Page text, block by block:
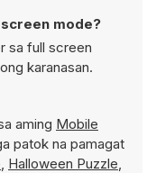
mode?
sa full screen
karanasan.
aming Mobile
patok na pamagat
, Halloween Puzzle,